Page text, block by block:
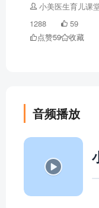
小美医生育儿课
1288
59
点赞59 收藏
音频播放